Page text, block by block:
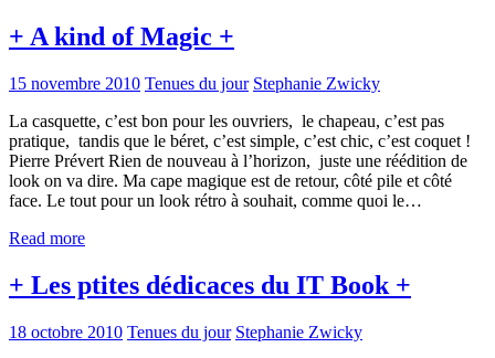
+ A kind of Magic +
15 novembre 2010 Tenues du jour Stephanie Zwicky
La casquette, c’est bon pour les ouvriers, le chapeau, c’est pas
pratique, tandis que le béret, c’est simple, c’est chic, c’est coquet !
Pierre Prévert Rien de nouveau à l’horizon, juste une réédition de
look on va dire. Ma cape magique est de retour, côté pile et côté
face. Le tout pour un look rétro à souhait, comme quoi le…
Read more
+ Les ptites dédicaces du IT Book +
18 octobre 2010 Tenues du jour Stephanie Zwicky